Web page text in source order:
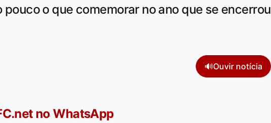
o que comemorar no ano que se encerrou
🔊Ouvir notícia
no WhatsApp